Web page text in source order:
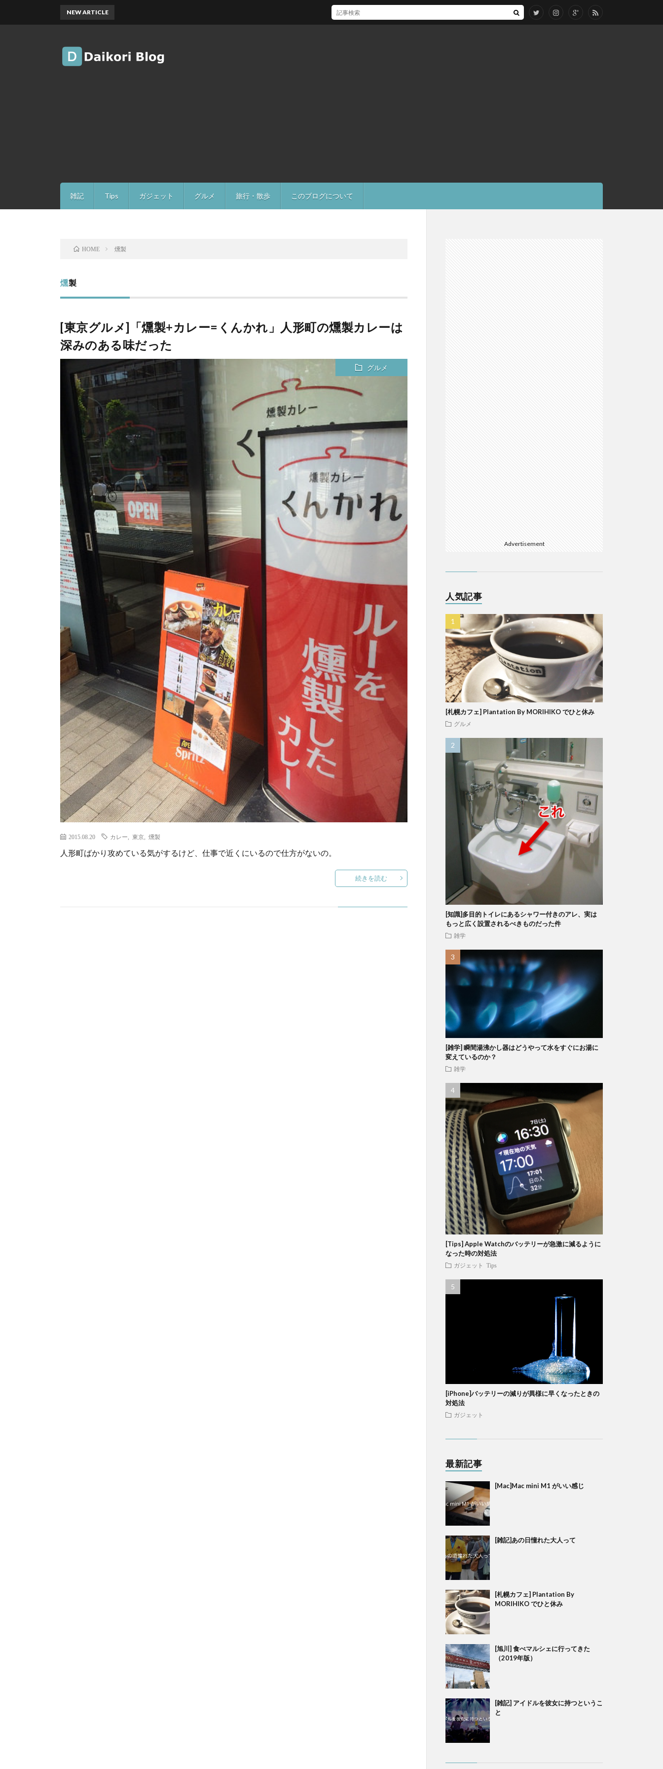
雑記 Tips ガジェット グルメ 旅行・散歩 このブログについて
NEW ARTICLE [Mac]Mac mini M1 がいい感じ
HOME 燻製
燻製
[東京グルメ]「燻製+カレー=くんかれ」人形町の燻製カレーは
深みのある味だった
グルメ
2015.08.20 カレー 東京 燻製
人形町ばかり攻めている気がするけど、仕事で近くにいるので仕方がないの。
続きを読む
Advertisement
人気記事
[札幌カフェ] Plantation By MORIHIKO でひと休み
グルメ
[知識]多目的トイレにあるシャワー付きのアレ、実は
もっと広く設置されるべきものだった件
雑学
[雑学] 瞬間湯沸かし器はどうやって水をすぐにお湯に
変えているのか？
雑学
[Tips] Apple Watchのバッテリーが急激に減るように
なった時の対処法
ガジェット Tips
[iPhone]バッテリーの減りが異様に早くなったときの
対処法
ガジェット
最新記事
[Mac]Mac mini M1 がいい感じ
[雑記]あの日憧れた大人って
[札幌カフェ] Plantation By
MORIHIKO でひと休み
[旭川] 食べマルシェに行ってきた
（2019年版）
[雑記] アイドルを彼女に持つというこ
と